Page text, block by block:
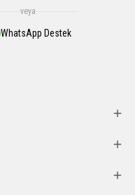
veya
WhatsApp Destek